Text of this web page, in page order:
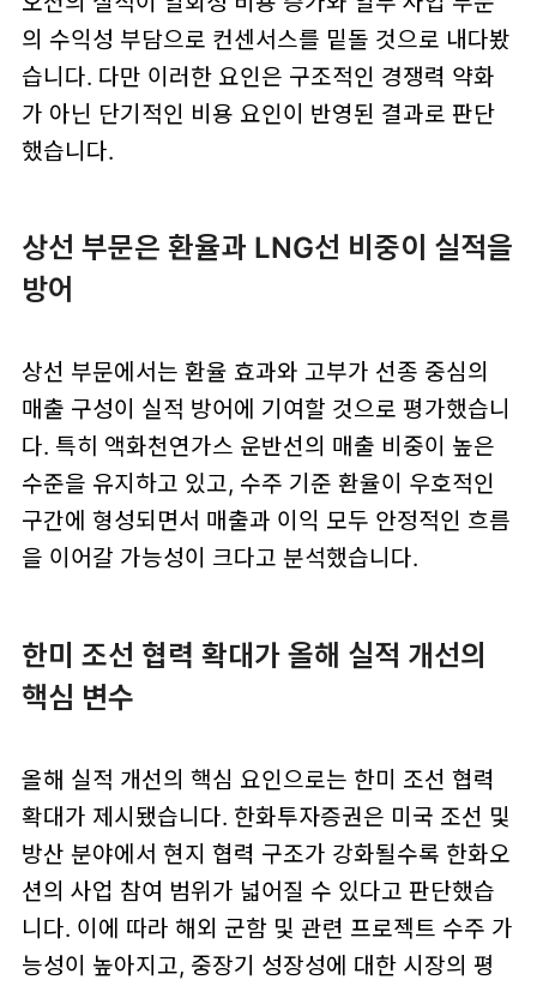
의 수익성 부담으로 컨센서스를 밑돌 것으로 내다봤
습니다. 다만 이러한 요인은 구조적인 경쟁력 약화
가 아닌 단기적인 비용 요인이 반영된 결과로 판단
했습니다.
상선 부문은 환율과 LNG선 비중이 실적을
방어
상선 부문에서는 환율 효과와 고부가 선종 중심의
매출 구성이 실적 방어에 기여할 것으로 평가했습니
다. 특히 액화천연가스 운반선의 매출 비중이 높은
수준을 유지하고 있고, 수주 기준 환율이 우호적인
구간에 형성되면서 매출과 이익 모두 안정적인 흐름
을 이어갈 가능성이 크다고 분석했습니다.
한미 조선 협력 확대가 올해 실적 개선의
핵심 변수
올해 실적 개선의 핵심 요인으로는 한미 조선 협력
확대가 제시됐습니다. 한화투자증권은 미국 조선 및
방산 분야에서 현지 협력 구조가 강화될수록 한화오
션의 사업 참여 범위가 넓어질 수 있다고 판단했습
니다. 이에 따라 해외 군함 및 관련 프로젝트 수주 가
능성이 높아지고, 중장기 성장성에 대한 시장의 평